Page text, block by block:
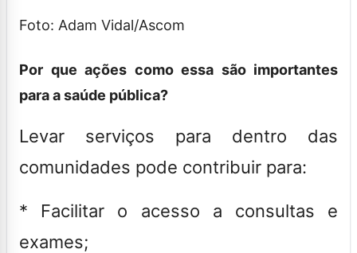
Foto: Adam Vidal/Ascom
Por que ações como essa são importantes
para a saúde pública?
Levar serviços para dentro das
comunidades pode contribuir para:
* Facilitar o acesso a consultas e
exames;